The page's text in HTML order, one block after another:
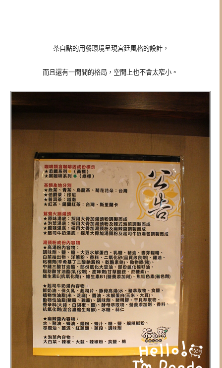
茶自點的用餐環境呈現宮廷風格的設計，
而且還有一間間的格局，空間上也不會太窄小。